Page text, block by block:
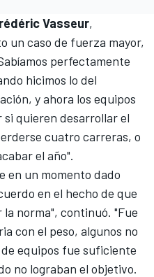
Vasseur,
un caso de fuerza mayor,
perfectamente
hicimos lo del
y ahora los equipos
quieren desarrollar el
cuatro carreras, o
el año".
en un momento dado
en el hecho de que
norma", continuó. "Fue
con el peso, algunos no
equipos fue suficiente
no lograban el objetivo.